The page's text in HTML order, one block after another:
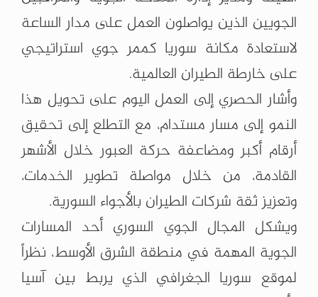
الجويين الذين يواصلون العمل ‏على مدار الساعة
لاستعادة مكانة سوريا كممر جوي استراتيجي
‏على خارطة الطيران العالمية‎.‎
وأشار الحصري إلى العمل اليوم على تحويل هذا
النمو إلى مسار ‏مستدام، مع التطلع إلى تحقيق
أرقام أكبر ومضاعفة حركة العبور ‏خلال الأشهر
القادمة، من خلال مواصلة تطوير الخدمات،
وتعزيز ‏ثقة شركات الطيران بالأجواء السورية‎.‎
ويشكل المجال الجوي السوري أحد المسارات
الجوية المهمة في ‏منطقة الشرق الأوسط، نظراً
لموقع سوريا الجغرافي الذي يربط ‏بين آسيا